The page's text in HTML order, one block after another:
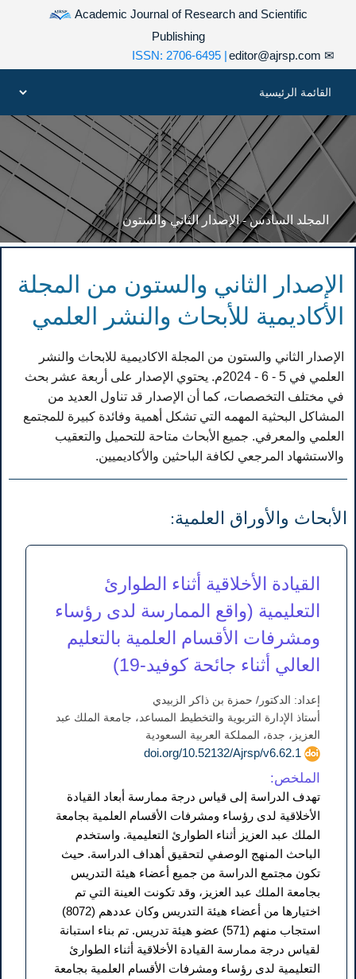
Academic Journal of Research and Scientific
Publishing
✉
المجلد السادس - الإصدار الثاني والستون
الإصدار الثاني والستون من المجلة
الأكاديمية للأبحاث والنشر العلمي
الإصدار الثاني والستون من المجلة الاكاديمية للابحاث والنشر
العلمي في 5 - 6 - 2024م. يحتوي الإصدار على أربعة عشر بحث
في مختلف التخصصات، كما أن الإصدار قد تناول العديد من
المشاكل البحثية المهمه التي تشكل أهمية وفائدة كبيرة للمجتمع
العلمي والمعرفي. جميع الأبحاث متاحة للتحميل والتعقيب
والاستشهاد المرجعي لكافة الباحثين والأكاديميين.
الأبحاث والأوراق العلمية:
القيادة الأخلاقية أثناء الطوارئ
التعليمية (واقع الممارسة لدى رؤساء
ومشرفات الأقسام العلمية بالتعليم
العالي أثناء جائحة كوفيد-19)
إعداد: الدكتور/ حمزة بن ذاكر الزبيدي
أستاذ الإدارة التربوية والتخطيط المساعد، جامعة الملك عبد
العزيز، جدة، المملكة العربية السعودية
doi.org/10.52132/Ajrsp/v6.62.1
الملخص:
تهدف الدراسة إلى قياس درجة ممارسة أبعاد القيادة
الأخلاقية لدى رؤساء ومشرفات الأقسام العلمية بجامعة
الملك عبد العزيز أثناء الطوارئ التعليمية. واستخدم
الباحث المنهج الوصفي لتحقيق أهداف الدراسة. حيث
تكون مجتمع الدراسة من جميع أعضاء هيئة التدريس
بجامعة الملك عبد العزيز، وقد تكونت العينة التي تم
اختيارها من أعضاء هيئة التدريس وكان عددهم (8072)
استجاب منهم (571) عضو هيئة تدريس. تم بناء استبانة
لقياس درجة ممارسة القيادة الأخلاقية أثناء الطوارئ
التعليمية لدى رؤساء ومشرفات الأقسام العلمية بجامعة